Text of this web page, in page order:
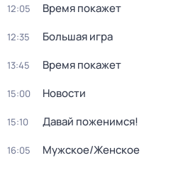
12:05 Время покажет
12:35 Большая игра
13:45 Время покажет
15:00 Новости
15:10 Давай поженимся!
16:05 Мужское/Женское